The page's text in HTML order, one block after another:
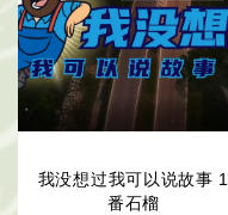
我没想过我可以说故事 1
番石榴